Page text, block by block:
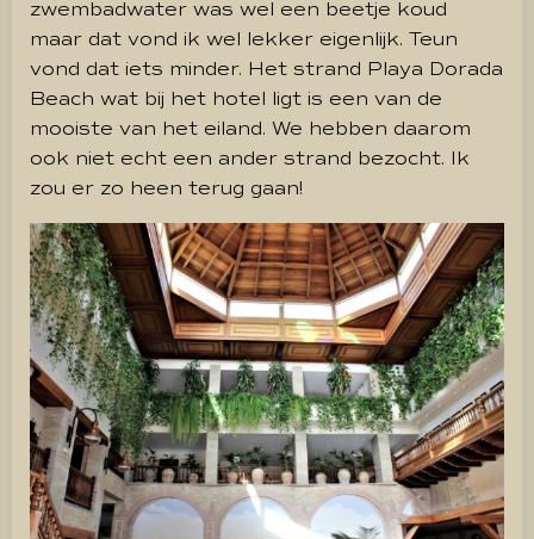
zwembadwater was wel een beetje koud
maar dat vond ik wel lekker eigenlijk. Teun
vond dat iets minder. Het strand Playa Dorada
Beach wat bij het hotel ligt is een van de
mooiste van het eiland. We hebben daarom
ook niet echt een ander strand bezocht. Ik
zou er zo heen terug gaan!